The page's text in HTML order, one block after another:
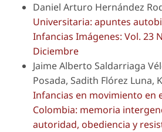
Daniel Arturo Hernández
Universitaria: apuntes
Infancias Imágenes: Vol. 23
Diciembre
Jaime Alberto Saldarriaga
Posada, Sadith Flórez Luna,
Infancias en movimiento en
Colombia: memoria
autoridad, obediencia y